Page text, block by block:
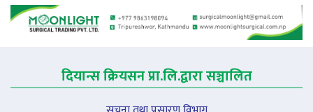
दियान्स क्रियसन प्रा.लि.द्वारा सञ्चालित